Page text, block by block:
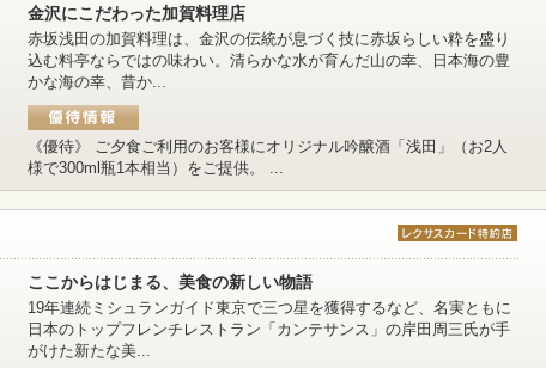
金沢にこだわった加賀料理店
赤坂浅田の加賀料理は、金沢の伝統が息づく技に赤坂らしい粋を盛り
込む料亭ならではの味わい。清らかな水が育んだ山の幸、日本海の豊
かな海の幸、昔か...
《優待》 ご夕食ご利用のお客様にオリジナル吟醸酒「浅田」（お2人
様で300ml瓶1本相当）をご提供。 ...
ここからはじまる、美食の新しい物語
19年連続ミシュランガイド東京で三つ星を獲得するなど、名実ともに
日本のトップフレンチレストラン「カンテサンス」の岸田周三氏が手
がけた新たな美...